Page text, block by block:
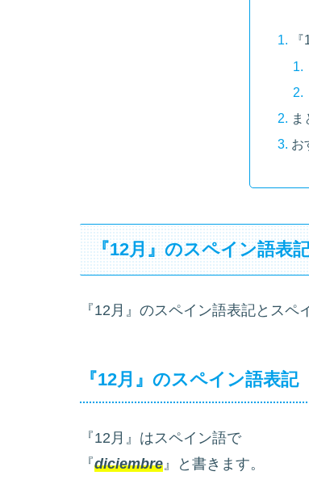
ま
お
『12月』のスペイン語表
『12月』のスペイン語表記とスペ
『12月』のスペイン語表記
『12月』はスペイン語で
『diciembre 』と書きます。